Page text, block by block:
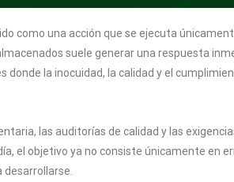
como una acción que se ejecuta
suele generar una respuesta
la inocuidad, la calidad y el
las auditorías de calidad y las
el objetivo ya no consiste únicamente en